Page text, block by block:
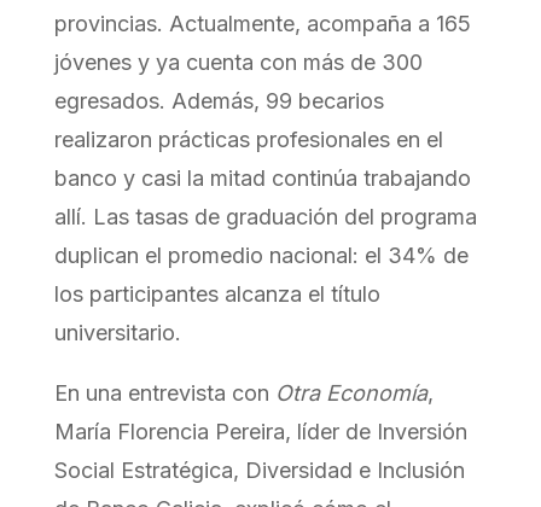
provincias. Actualmente, acompaña a 165
jóvenes y ya cuenta con más de 300
egresados. Además, 99 becarios
realizaron prácticas profesionales en el
banco y casi la mitad continúa trabajando
allí. Las tasas de graduación del programa
duplican el promedio nacional: el 34% de
los participantes alcanza el título
universitario.
En una entrevista con Otra Economía,
María Florencia Pereira, líder de Inversión
Social Estratégica, Diversidad e Inclusión